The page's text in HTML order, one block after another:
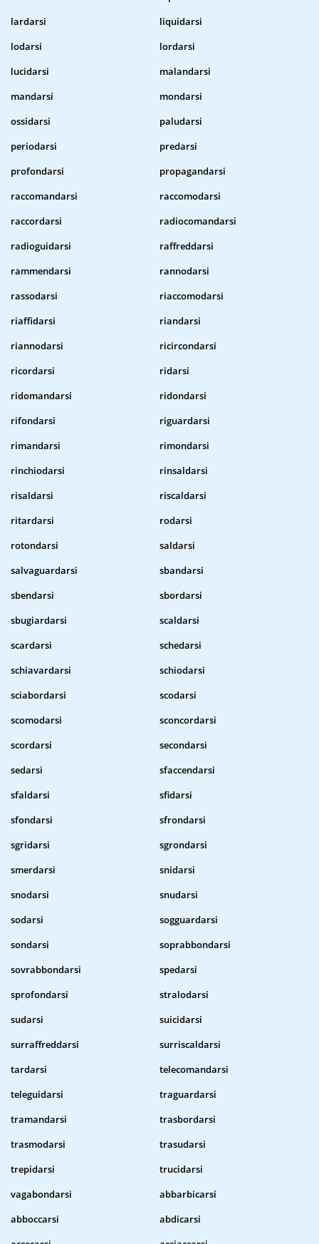
lardarsi
liquidarsi
lodarsi
lordarsi
lucidarsi
malandarsi
mandarsi
mondarsi
ossidarsi
paludarsi
periodarsi
predarsi
profondarsi
propagandarsi
raccomandarsi
raccomodarsi
raccordarsi
radiocomandarsi
radioguidarsi
raffreddarsi
rammendarsi
rannodarsi
rassodarsi
riaccomodarsi
riaffidarsi
riandarsi
riannodarsi
ricircondarsi
ricordarsi
ridarsi
ridomandarsi
ridondarsi
rifondarsi
riguardarsi
rimandarsi
rimondarsi
rinchiodarsi
rinsaldarsi
risaldarsi
riscaldarsi
ritardarsi
rodarsi
rotondarsi
saldarsi
salvaguardarsi
sbandarsi
sbendarsi
sbordarsi
sbugiardarsi
scaldarsi
scardarsi
schedarsi
schiavardarsi
schiodarsi
sciabordarsi
scodarsi
scomodarsi
sconcordarsi
scordarsi
secondarsi
sedarsi
sfaccendarsi
sfaldarsi
sfidarsi
sfondarsi
sfrondarsi
sgridarsi
sgrondarsi
smerdarsi
snidarsi
snodarsi
snudarsi
sodarsi
sogguardarsi
sondarsi
soprabbondarsi
sovrabbondarsi
spedarsi
sprofondarsi
stralodarsi
sudarsi
suicidarsi
surraffreddarsi
surriscaldarsi
tardarsi
telecomandarsi
teleguidarsi
traguardarsi
tramandarsi
trasbordarsi
trasmodarsi
trasudarsi
trepidarsi
trucidarsi
vagabondarsi
abbarbicarsi
abboccarsi
abdicarsi